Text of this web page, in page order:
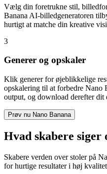
Vælg din foretrukne stil,
Banana AI-billedgeneratoren
hurtigt at matche din kreative
3
Generer og opskaler
Klik generer for øjeblikkelige
opskalering til at forbedre Nano
output, og download derefter dit
Prøv nu Nano Banana
Hvad skabere siger
Skabere verden over stoler på
for hurtige resultater i høj